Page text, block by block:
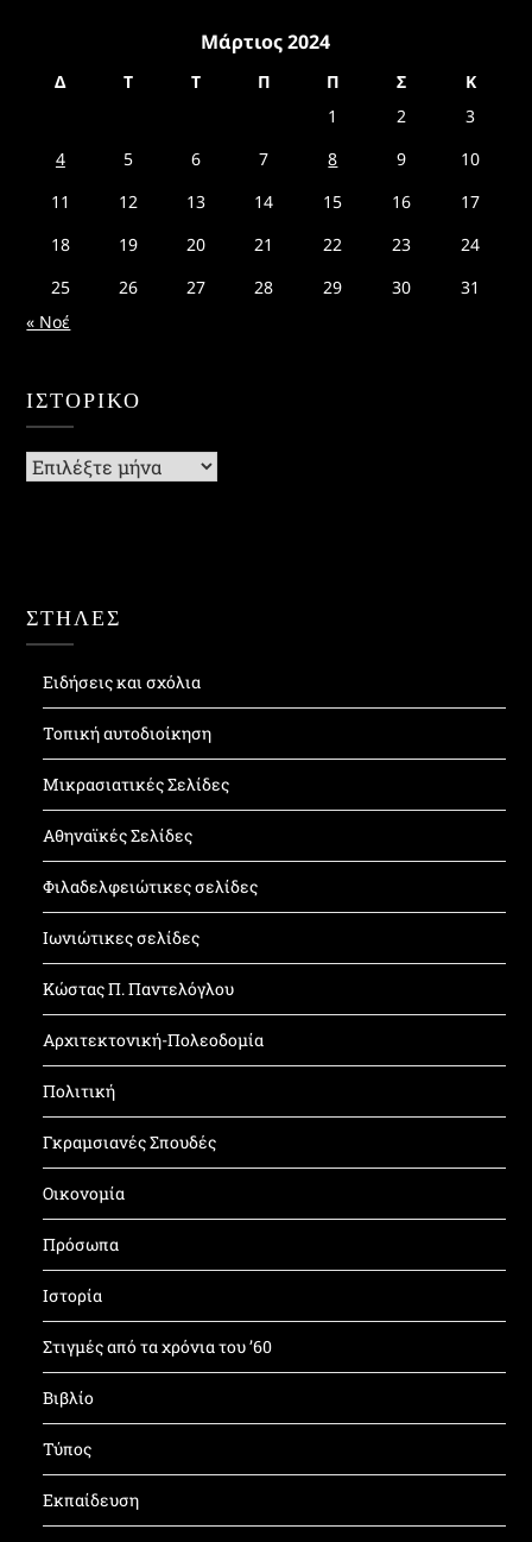
Μάρτιος 2024
Δ Τ Τ Π Π Σ
Κ
1
2
3
4
5 6 7 8 9
10
11
12 13 14 15 16
17
18
19 20 21 22 23
24
25
26 27 28 29 30
31
« Νοέ
ΙΣΤΟΡΙΚΌ
Ιστορικό
ΣΤΗΛΕΣ
Ειδήσεις και σχόλια
Τοπική αυτοδιοίκηση
Μικρασιατικές Σελίδες
Αθηναϊκές Σελίδες
Φιλαδελφειώτικες σελίδες
Ιωνιώτικες σελίδες
Κώστας Π. Παντελόγλου
Αρχιτεκτονική-Πολεοδομία
Πολιτική
Γκραμσιανές Σπουδές
Οικονομία
Πρόσωπα
Ιστορία
Στιγμές από τα χρόνια του ’60
Βιβλίο
Τύπος
Εκπαίδευση